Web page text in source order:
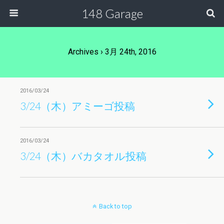
148 Garage
Archives › 3月 24th, 2016
2016/03/24
3/24（木）アミーゴ投稿
2016/03/24
3/24（木）バカタオル投稿
Back to top